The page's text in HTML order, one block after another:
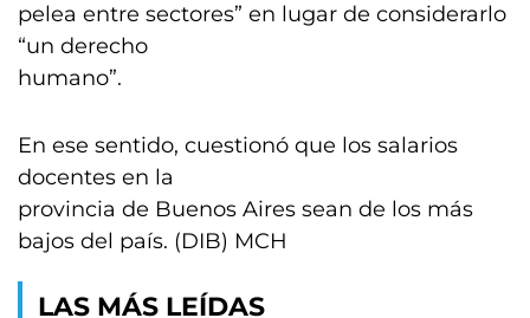
pelea entre sectores” en lugar de considerarlo
“un derecho
humano”.
En ese sentido, cuestionó que los salarios
docentes en la
provincia de Buenos Aires sean de los más
bajos del país. (DIB) MCH
LAS MÁS LEÍDAS